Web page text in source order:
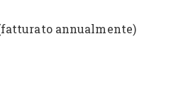
annualmente)